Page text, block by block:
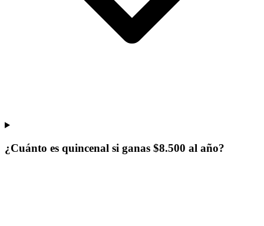
¿Cuánto es quincenal si ganas $8.500 al año?